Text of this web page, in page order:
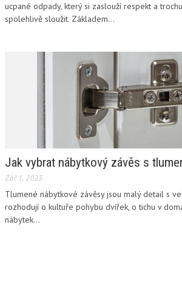
ucpané odpady, který si zaslouží respekt a
spolehlivě sloužit. Základem...
Jak vybrat nábytkový závěs s
Zář 1, 2025
Tlumené nábytkové závěsy jsou malý detail s
rozhodují o kultuře pohybu dvířek, o tichu v
nábytek...